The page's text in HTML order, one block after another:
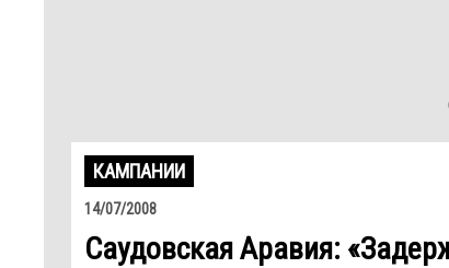
КАМПАНИИ
14/07/2008
Саудовская Аравия: